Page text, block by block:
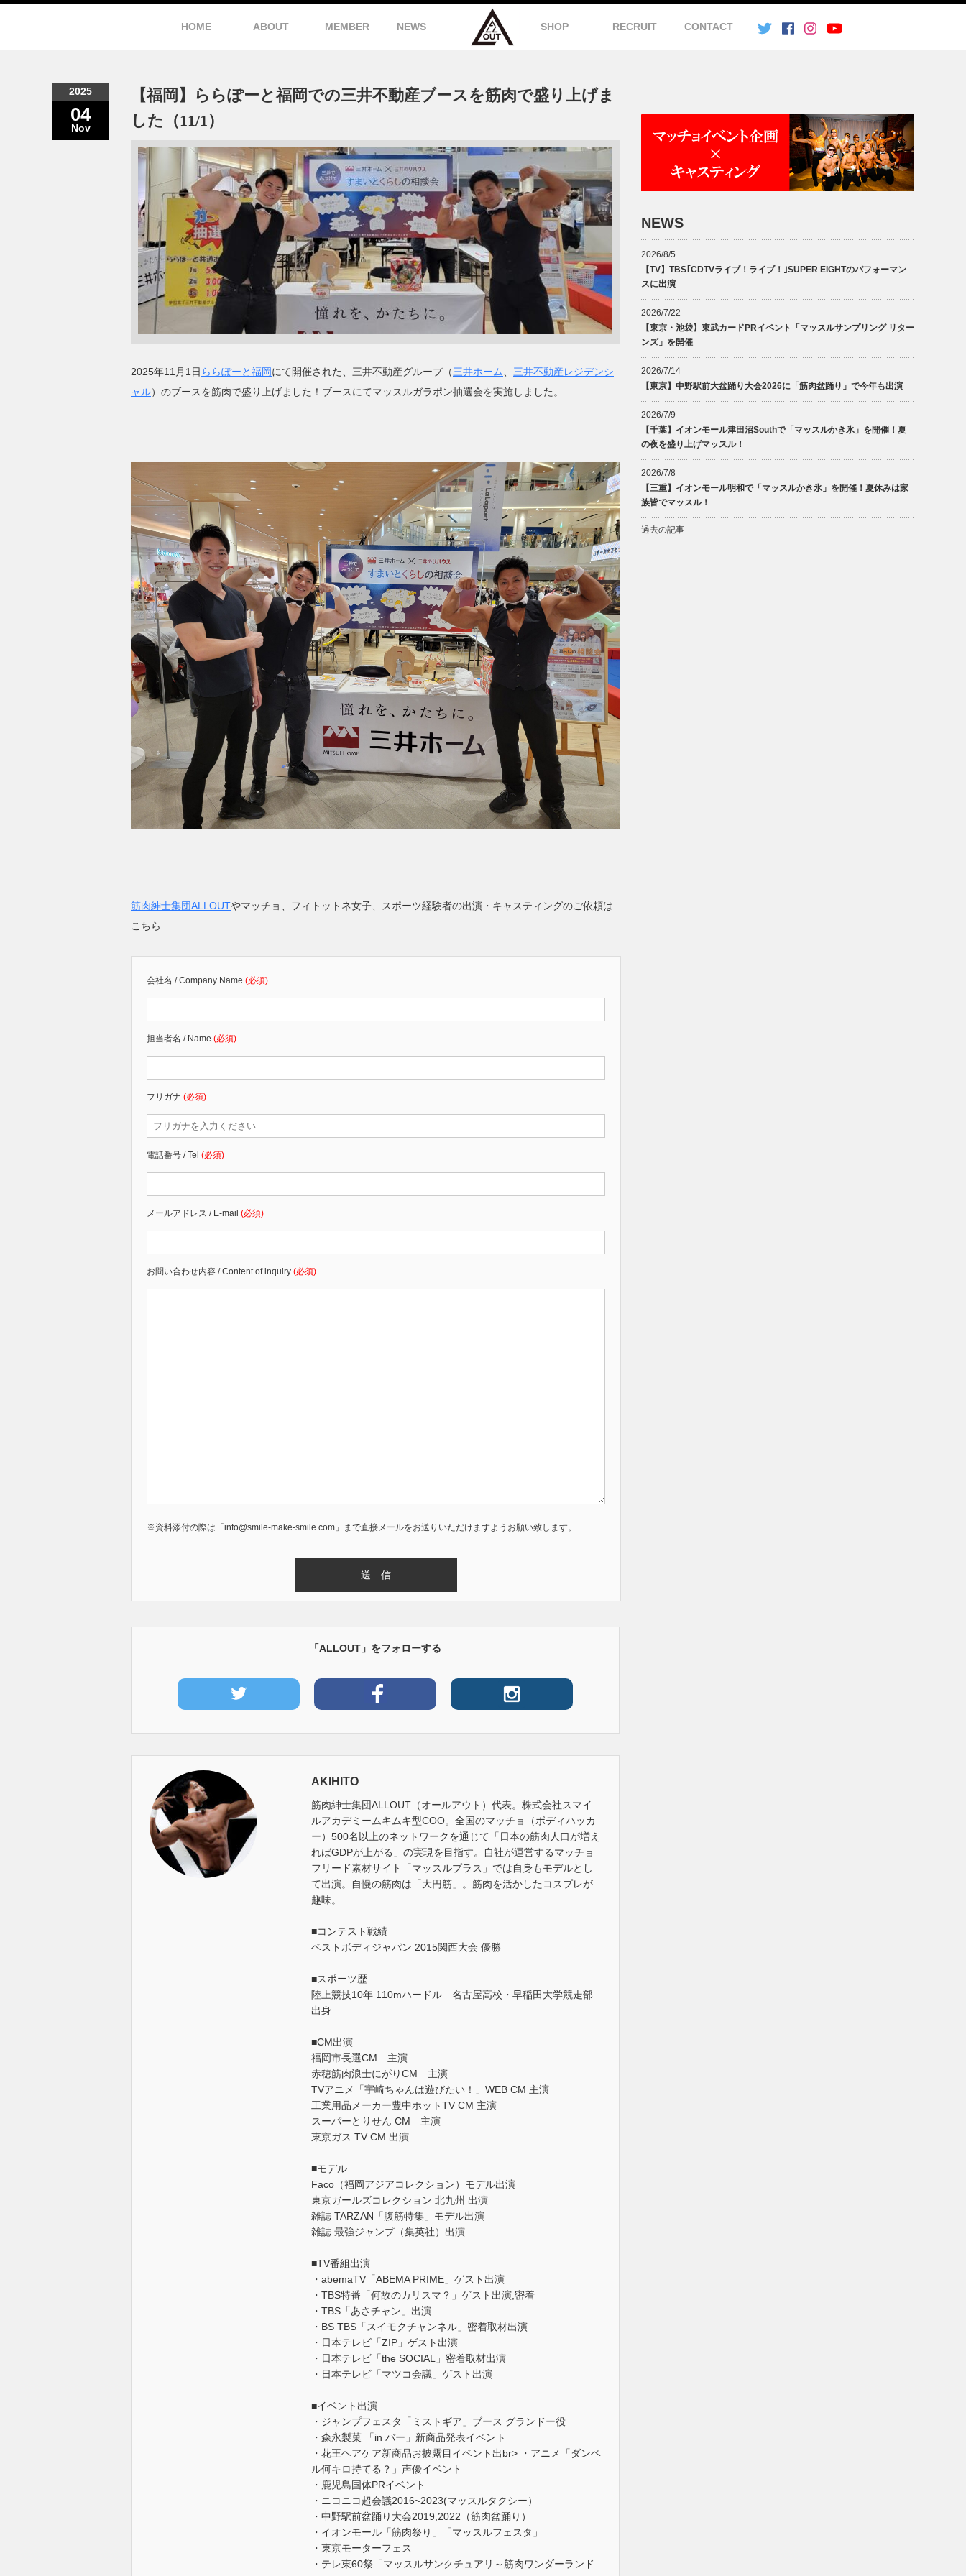
HOME ABOUT MEMBER NEWS SHOP RECRUIT CONTACT
2025
04
Nov
【福岡】ららぽーと福岡での三井不動産ブースを筋肉で盛り上げま
した（11/1）
2025年11月1日 ららぽーと福岡にて開催された、三井不動産グループ（三井ホーム
三井不動産レジデンシ
ャル）のブースを筋肉で盛り上げました！ブースにてマッスルガラポン抽選会を実施しました。
筋肉紳士集団ALLOUTやマッチョ、フィトットネ女子、スポーツ経験者の出演・キャスティングのご依頼は
こちら
会社名 / Company Name (必須)
担当者名 / Name (必須)
フリガナ (必須)
電話番号 / Tel (必須)
メールアドレス / E-mail (必須)
お問い合わせ内容 / Content of inquiry (必須)
※資料添付の際は「info@smile-make-smile.com」まで直接メールをお送りいただけますようお願い致します。
「ALLOUT」をフォローする
AKIHITO
筋肉紳士集団ALLOUT（オールアウト）代表。株式会社スマイ
ルアカデミームキムキ型COO。全国のマッチョ（ボディハッカ
ー）500名以上のネットワークを通じて「日本の筋肉人口が増え
ればGDPが上がる」の実現を目指す。自社が運営するマッチョ
フリード素材サイト「マッスルプラス」では自身もモデルとし
て出演。自慢の筋肉は「大円筋」。筋肉を活かしたコスプレが
趣味。
■コンテスト戦績
ベストボディジャパン 2015関西大会 優勝
■スポーツ歴
陸上競技10年 110mハードル 名古屋高校・早稲田大学競走部
出身
■CM出演
福岡市長選CM 主演
赤穂筋肉浪士にがりCM 主演
TVアニメ「宇崎ちゃんは遊びたい！」WEB CM 主演
工業用品メーカー豊中ホットTV CM 主演
スーパーとりせん CM 主演
東京ガス TV CM 出演
■モデル
Faco（福岡アジアコレクション）モデル出演
東京ガールズコレクション 北九州 出演
雑誌 TARZAN「腹筋特集」モデル出演
雑誌 最強ジャンプ（集英社）出演
■TV番組出演
・abemaTV「ABEMA PRIME」ゲスト出演
・TBS特番「何故のカリスマ？」ゲスト出演,密着
・TBS「あさチャン」出演
・BS TBS「スイモクチャンネル」密着取材出演
・日本テレビ「ZIP」ゲスト出演
・日本テレビ「the SOCIAL」密着取材出演
・日本テレビ「マツコ会議」ゲスト出演
■イベント出演
・ジャンプフェスタ「ミストギア」ブース グランドー役
・森永製菓 「in バー」新商品発表イベント
・花王ヘアケア新商品お披露目イベント出br> ・アニメ「ダンベ
ル何キロ持てる？」声優イベント
・鹿児島国体PRイベント
・ニコニコ超会議2016~2023(マッスルタクシー）
・中野駅前盆踊り大会2019,2022（筋肉盆踊り）
・イオンモール「筋肉祭り」「マッスルフェスタ」
・東京モーターフェス
・テレ東60祭「マッスルサンクチュアリ～筋肉ワンダーランド
NEWS
2026/8/5
【TV】TBS｢CDTVライブ！ライブ！｣SUPER EIGHTのパフォーマン
スに出演
2026/7/22
【東京・池袋】東武カードPRイベント「マッスルサンプリング リター
ンズ」を開催
2026/7/14
【東京】中野駅前大盆踊り大会2026に「筋肉盆踊り」で今年も出演
2026/7/9
【千葉】イオンモール津田沼Southで「マッスルかき氷」を開催！夏
の夜を盛り上げマッスル！
2026/7/8
【三重】イオンモール明和で「マッスルかき氷」を開催！夏休みは家
族皆でマッスル！
過去の記事